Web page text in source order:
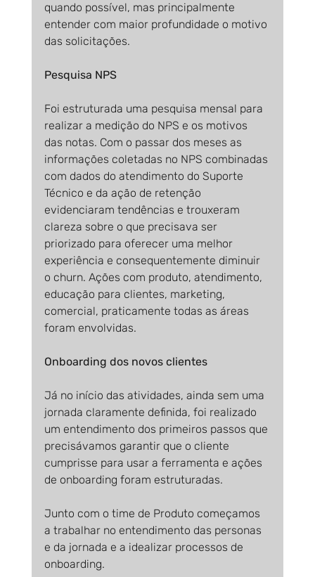
quando possível, mas principalmente
entender com maior profundidade o motivo
das solicitações.
Pesquisa NPS
Foi estruturada uma pesquisa mensal para
realizar a medição do NPS e os motivos
das notas. Com o passar dos meses as
informações coletadas no NPS combinadas
com dados do atendimento do Suporte
Técnico e da ação de retenção
evidenciaram tendências e trouxeram
clareza sobre o que precisava ser
priorizado para oferecer uma melhor
experiência e consequentemente diminuir
o churn. Ações com produto, atendimento,
educação para clientes, marketing,
comercial, praticamente todas as áreas
foram envolvidas.
Onboarding dos novos clientes
Já no início das atividades, ainda sem uma
jornada claramente definida, foi realizado
um entendimento dos primeiros passos que
precisávamos garantir que o cliente
cumprisse para usar a ferramenta e ações
de onboarding foram estruturadas.
Junto com o time de Produto começamos
a trabalhar no entendimento das personas
e da jornada e a idealizar processos de
onboarding.